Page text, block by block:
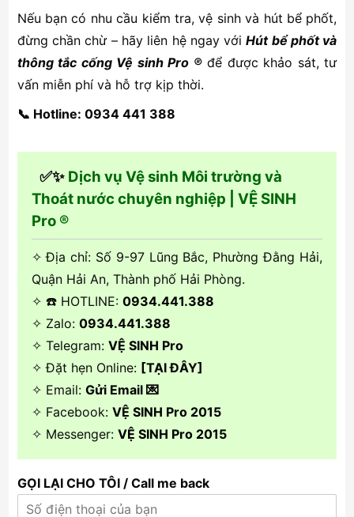
Nếu bạn có nhu cầu kiểm tra, vệ sinh và hút bể phốt,
đừng chần chừ – hãy liên hệ ngay vớiHút bể phốt và
thông tắc cống Vệ sinh Pro ®để được khảo sát, tư
vấn miễn phí và hỗ trợ kịp thời.
📞 Hotline: 0934 441 388
✅✨ Dịch vụ Vệ sinh Môi trường và
Thoát nước chuyên nghiệp | VỆ SINH
Pro ®
✧ Địa chỉ: Số 9-97 Lũng Bắc, Phường Đằng Hải,
Quận Hải An, Thành phố Hải Phòng.
✧ ☎️ HOTLINE: 0934.441.388
✧ Zalo: 0934.441.388
✧ Telegram: VỆ SINH Pro
✧ Đặt hẹn Online: [TẠI ĐÂY]
✧ Email: Gửi Email 💌
✧ Facebook: VỆ SINH Pro 2015
✧ Messenger: VỆ SINH Pro 2015
GỌI LẠI CHO TÔI / Call me back